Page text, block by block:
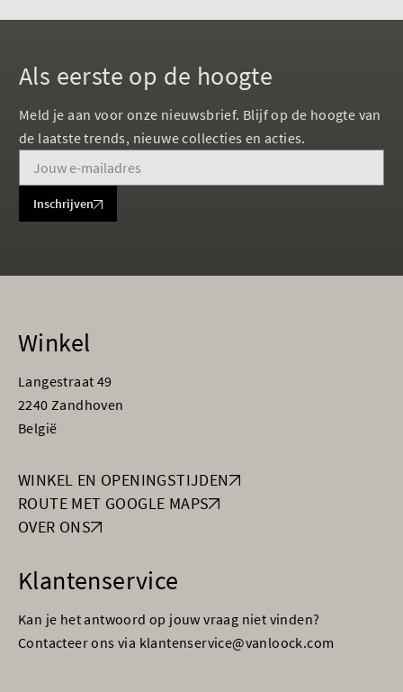
Als eerste op de hoogte
Meld je aan voor onze nieuwsbrief. Blijf op de hoogte van
de laatste trends, nieuwe collecties en acties.
Inschrijven
Winkel
Langestraat 49
2240 Zandhoven
België
WINKEL EN OPENINGSTIJDEN
ROUTE MET GOOGLE MAPS
OVER ONS
Klantenservice
Kan je het antwoord op jouw vraag niet vinden?
Contacteer ons via klantenservice@vanloock.com